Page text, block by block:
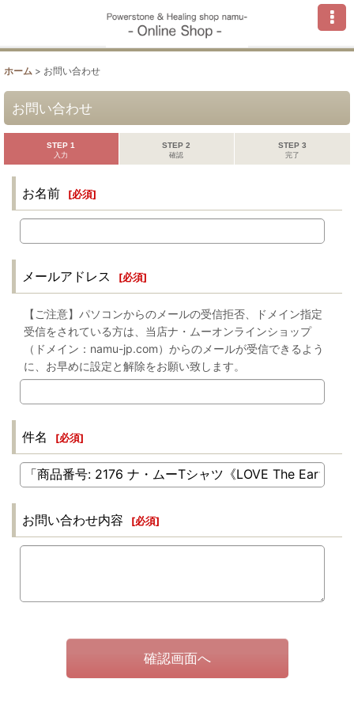
ホーム > お問い合わせ
お問い合わせ
STEP 1
入力
STEP 2
確認
STEP 3
完了
お名前 [必須]
メールアドレス [必須]
【ご注意】パソコンからのメールの受信拒否、ドメイン指定
受信をされている方は、当店ナ・ムーオンラインショップ
（ドメイン：namu-jp.com）からのメールが受信できるよう
に、お早めに設定と解除をお願い致します。
件名 [必須]
お問い合わせ内容 [必須]
確認画面へ